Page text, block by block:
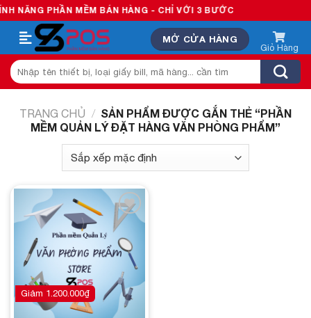
Skip
to
content
PHẦN MỀM BÁN HÀNG - CHỈ VỚI 3 BƯỚC
MỞ CỬA HÀNG
Tìm
kiếm:
TRANG CHỦ / SẢN PHẨM ĐƯỢC GẮN THẺ “PHẦN
MỀM QUẢN LÝ ĐẶT HÀNG VĂN PHÒNG PHẨM”
Add to
wishlist
Giảm 1.200.000₫